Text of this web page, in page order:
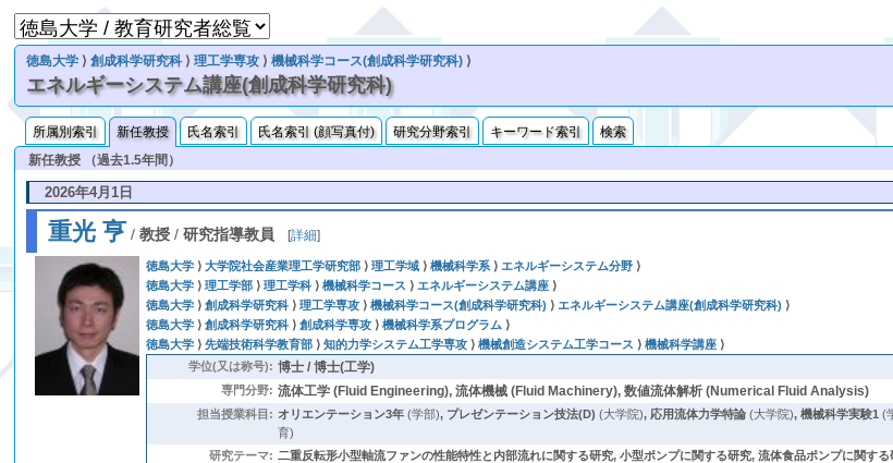
徳島大学 ⟩創成科学研究科 ⟩理工学専攻 ⟩機械科学コース(創成科学研究科) ⟩
エネルギーシステム講座(創成科学研究科)
所属別索引 新任教授 氏名索引 氏名索引 (顔写真付) 研究分野索引 キーワード索引
検索
新任教授 （過去1.5年間）
2026年4月1日
重光 亨 /教授 /研究指導教員 [詳細]
徳島大学 ⟩大学院社会産業理工学研究部 ⟩理工学域 ⟩機械科学系 ⟩ エネルギーシステム分野 ⟩
徳島大学 ⟩理工学部 ⟩理工学科 ⟩機械科学コース ⟩ エネルギーシステム講座 ⟩
徳島大学 ⟩創成科学研究科 ⟩理工学専攻 ⟩機械科学コース(創成科学研究科) ⟩ エネルギーシステム講座(創成科学研究科) ⟩
徳島大学 ⟩創成科学研究科 ⟩創成科学専攻 ⟩機械科学系プログラム ⟩
徳島大学 ⟩先端技術科学教育部 ⟩知的力学システム工学専攻 ⟩機械創造システム工学コース ⟩機械科学講座 ⟩
学位(又は称号): 博士 / 博士(工学)
専門分野: 流体工学 (Fluid Engineering), 流体機械 (Fluid Machinery), 数値流体解析 (Numerical Fluid Analysis)
担当授業科目: オリエンテーション3年 (学部), プレゼンテーション技法(D) (大学院), 応用流体力学特論 (大学院),機械科学実験1 (
育)
研究テーマ: 二重反転形小型軸流ファンの性能特性と内部流れに関する研究, 小型ポンプに関する研究, 流体食品ポンプに関